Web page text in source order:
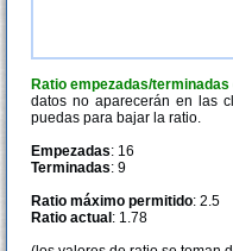
Ratio empezadas/
datos no aparecerán en las
puedas para bajar la ratio.
Empezadas: 16
Terminadas: 9
Ratio máximo permitido: 2.5
Ratio actual : 1.78